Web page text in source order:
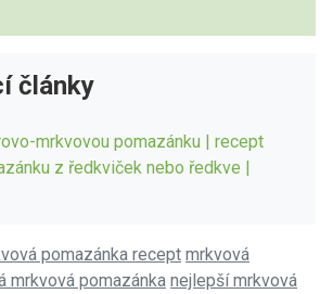
články
mrkvovou pomazánku | recept
z ředkviček nebo ředkve |
pomazánka recept mrkvová
mrkvová pomazánka nejlepší mrkvová